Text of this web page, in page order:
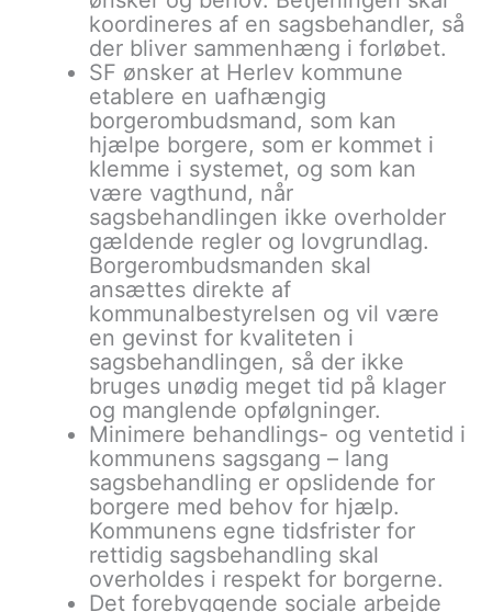
koordineres af en sagsbehandler, så
der bliver sammenhæng i forløbet.
SF ønsker at Herlev kommune
etablere en uafhængig
borgerombudsmand, som kan
hjælpe borgere, som er kommet i
klemme i systemet, og som kan
være vagthund, når
sagsbehandlingen ikke overholder
gældende regler og lovgrundlag.
Borgerombudsmanden skal
ansættes direkte af
kommunalbestyrelsen og vil være
en gevinst for kvaliteten i
sagsbehandlingen, så der ikke
bruges unødig meget tid på klager
og manglende opfølgninger.
Minimere behandlings- og ventetid i
kommunens sagsgang – lang
sagsbehandling er opslidende for
borgere med behov for hjælp.
Kommunens egne tidsfrister for
rettidig sagsbehandling skal
overholdes i respekt for borgerne.
Det forebyggende sociale arbejde